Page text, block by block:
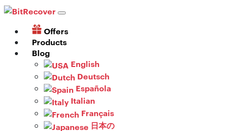
Offers
Products
Blog
English
Deutsch
Española
Italian
Français
日本の